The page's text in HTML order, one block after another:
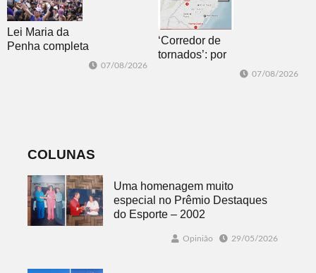
Lei Maria da
Penha completa
07/08/2026
‘Corredor de
tornados’: por
07/08/2026
COLUNAS
Uma homenagem muito
especial no Prêmio Destaques
do Esporte – 2002
Opinião 29/05/2026